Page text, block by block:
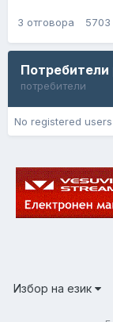
3 отговора 5703
потребители
No registered
Избор на език